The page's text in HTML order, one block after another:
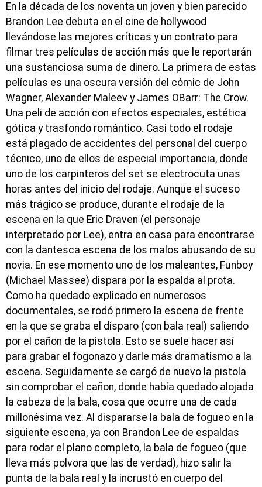
En la década de los noventa un joven y bien parecido
Brandon Lee debuta en el cine de hollywood
llevándose las mejores críticas y un contrato para
filmar tres películas de acción más que le reportarán
una sustanciosa suma de dinero. La primera de estas
películas es una oscura versión del cómic de John
Wagner, Alexander Maleev y James OBarr: The Crow.
Una peli de acción con efectos especiales, estética
gótica y trasfondo romántico. Casi todo el rodaje
está plagado de accidentes del personal del cuerpo
técnico, uno de ellos de especial importancia, donde
uno de los carpinteros del set se electrocuta unas
horas antes del inicio del rodaje. Aunque el suceso
más trágico se produce, durante el rodaje de la
escena en la que Eric Draven (el personaje
interpretado por Lee), entra en casa para encontrarse
con la dantesca escena de los malos abusando de su
novia. En ese momento uno de los maleantes, Funboy
(Michael Massee) dispara por la espalda al prota.
Como ha quedado explicado en numerosos
documentales, se rodó primero la escena de frente
en la que se graba el disparo (con bala real) saliendo
por el cañon de la pistola. Esto se suele hacer así
para grabar el fogonazo y darle más dramatismo a la
escena. Seguidamente se cargó de nuevo la pistola
sin comprobar el cañon, donde había quedado alojada
la cabeza de la bala, cosa que ocurre una de cada
millonésima vez. Al dispararse la bala de fogueo en la
siguiente escena, ya con Brandon Lee de espaldas
para rodar el plano completo, la bala de fogueo (que
lleva más polvora que las de verdad), hizo salir la
punta de la bala real y la incrustó en cuerpo del